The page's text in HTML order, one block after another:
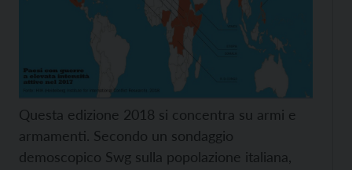
Questa edizione 2018 si concentra su armi e
armamenti. Secondo un sondaggio
demoscopico Swg sulla popolazione italiana,